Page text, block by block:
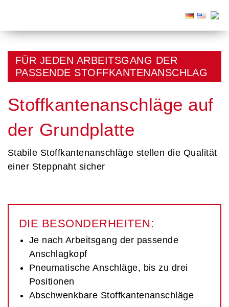
FÜR JEDEN ARBEITSGANG DER
PASSENDE STOFFKANTENANSCHLAG
Stoffkantenanschläge auf
der Grundplatte
Stabile Stoffkantenanschläge stellen die Qualität
einer Steppnaht sicher
DIE BESONDERHEITEN:
Je nach Arbeitsgang der passende
Anschlagkopf
Pneumatische Anschläge, bis zu drei
Positionen
Abschwenkbare Stoffkantenanschläge